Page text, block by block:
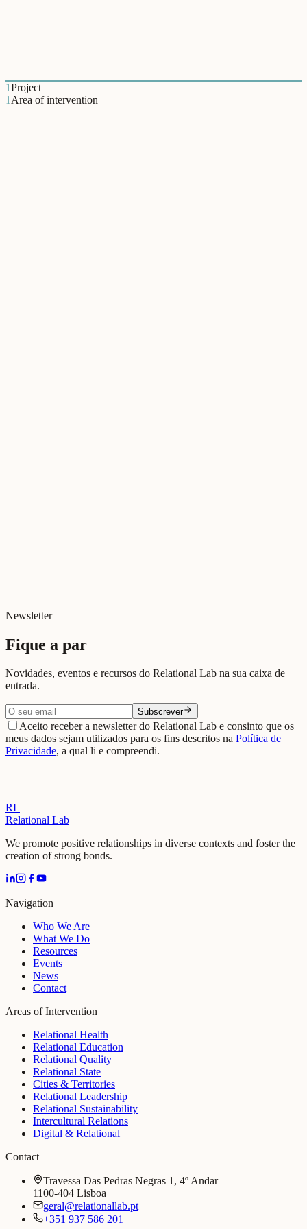
1Project
1 Area of intervention
Newsletter
Fique a par
Novidades, eventos e recursos do Relational Lab na sua caixa de
entrada.
Subscrever
Aceito receber a newsletter do Relational Lab e consinto que os
meus dados sejam utilizados para os fins descritos na Política de
Privacidade, a qual li e compreendi.
RL
Relational Lab
We promote positive relationships in diverse contexts and foster the
creation of strong bonds.
Navigation
Who We Are
What We Do
Resources
Events
News
Contact
Areas of Intervention
Relational Health
Relational Education
Relational Quality
Relational State
Cities & Territories
Relational Leadership
Relational Sustainability
Intercultural Relations
Digital & Relational
Contact
Travessa Das Pedras Negras 1, 4º Andar
1100-404 Lisboa
geral@relationallab.pt
+351 937 586 201